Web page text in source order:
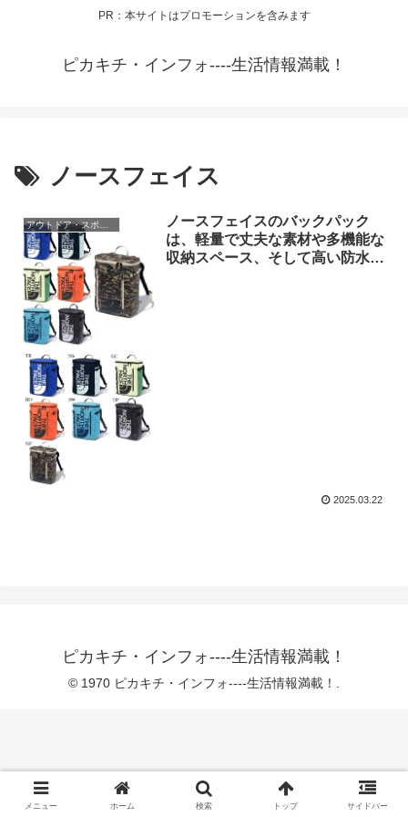
PR：本サイトはプロモーションを含みます
ピカキチ・インフォ----生活情報満載！
ノースフェイス
ノースフェイスのバックパック
は、軽量で丈夫な素材や多機能な
収納スペース、そして高い防水性
2025.03.22
ピカキチ・インフォ----生活情報満載！
© 1970 ピカキチ・インフォ----生活情報満載！.
メニュー ホーム 検索 トップ サイドバー